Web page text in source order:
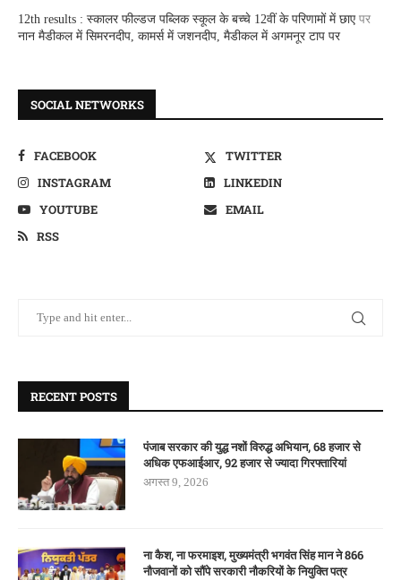
12th results : स्कालर फील्डज पब्लिक स्कूल के बच्चे 12वीं के परिणामों में छाएपर
नान मैडीकल में सिमरनदीप, कामर्स में जशनदीप, मैडीकल में अगमनूर टाप पर
SOCIAL NETWORKS
FACEBOOK
TWITTER
INSTAGRAM
LINKEDIN
YOUTUBE
EMAIL
RSS
RECENT POSTS
पंजाब सरकार की युद्ध नशों विरुद्ध अभियान, 68 हजार से
अधिक एफआईआर, 92 हजार से ज्यादा गिरफ्तारियां
अगस्त 9, 2026
ना कैश, ना फरमाइश, मुख्यमंत्री भगवंत सिंह मान ने 866
नौजवानों को सौंपे सरकारी नौकरियों के नियुक्ति पत्र